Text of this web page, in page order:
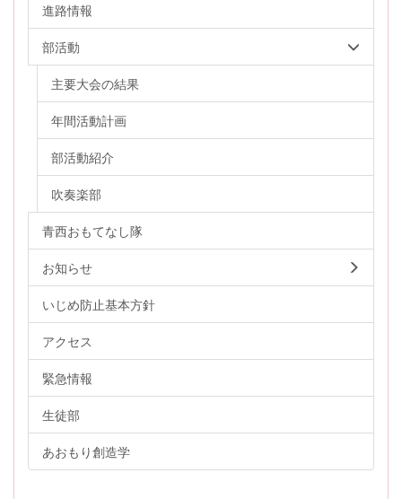
進路情報
部活動
主要大会の結果
年間活動計画
部活動紹介
吹奏楽部
青西おもてなし隊
お知らせ
いじめ防止基本方針
アクセス
緊急情報
生徒部
あおもり創造学